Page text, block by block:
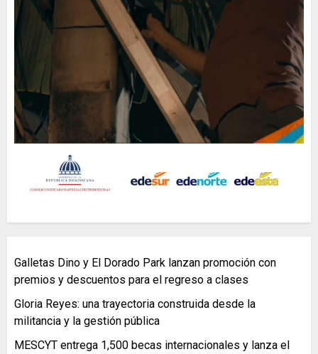
Galletas Dino y El Dorado Park lanzan promoción con
premios y descuentos para el regreso a clases
Gloria Reyes: una trayectoria construida desde la
militancia y la gestión pública
MESCYT entrega 1,500 becas internacionales y lanza el